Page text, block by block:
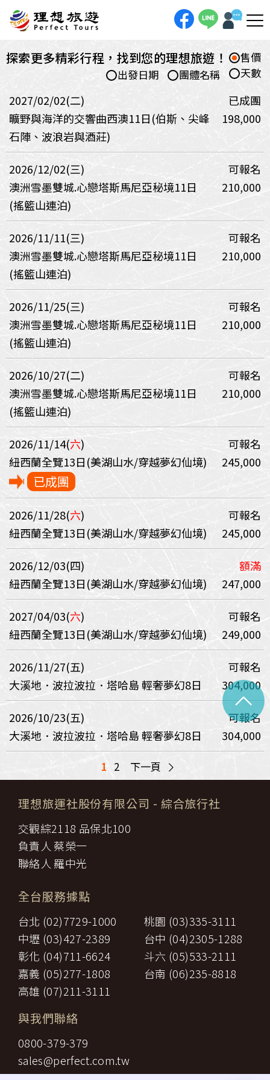
探索更多精彩行程，找到您的理想旅遊！
售價
天數
團體名稱
出發日期
2027/02/02(二)
已成團
曠野與海洋的交響曲西澳11日(伯斯、尖峰
石陣、波浪岩與酒莊)
198,000
2026/12/02(三)
可報名
澳洲雪墨雙城.心戀塔斯馬尼亞秘境11日
(搖籃山連泊)
210,000
2026/11/11(三)
可報名
澳洲雪墨雙城.心戀塔斯馬尼亞秘境11日
(搖籃山連泊)
210,000
2026/11/25(三)
可報名
澳洲雪墨雙城.心戀塔斯馬尼亞秘境11日
(搖籃山連泊)
210,000
2026/10/27(二)
可報名
澳洲雪墨雙城.心戀塔斯馬尼亞秘境11日
(搖籃山連泊)
210,000
2026/11/14(六)
可報名
紐西蘭全覽13日(美湖山水/穿越夢幻仙境)
已成團
245,000
2026/11/28(六)
可報名
紐西蘭全覽13日(美湖山水/穿越夢幻仙境)
245,000
2026/12/03(四)
額滿
紐西蘭全覽13日(美湖山水/穿越夢幻仙境)
247,000
2027/04/03(六)
可報名
紐西蘭全覽13日(美湖山水/穿越夢幻仙境)
249,000
2026/11/27(五)
可報名
大溪地．波拉波拉．塔哈島 輕奢夢幻8日
304,000
2026/10/23(五)
可報名
大溪地．波拉波拉．塔哈島 輕奢夢幻8日
304,000
1 2 下一頁 >
理想旅運社股份有限公司 - 綜合旅行社
交觀綜2118 品保北100
負責人 蔡榮一
聯絡人 羅中光
全台服務據點
台北 (02)7729-1000
桃園 (03)335-3111
中壢 (03)427-2389
台中 (04)2305-1288
彰化 (04)711-6624
斗六 (05)533-2111
嘉義 (05)277-1808
台南 (06)235-8818
高雄 (07)211-3111
與我們聯絡
0800-379-379
sales@perfect.com.tw
^